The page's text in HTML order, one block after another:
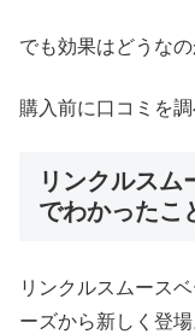
でも効果はどうなの
購入前に口コミを調
リンクルスム
でわかったこ
リンクルスムース
ーズから新しく登場